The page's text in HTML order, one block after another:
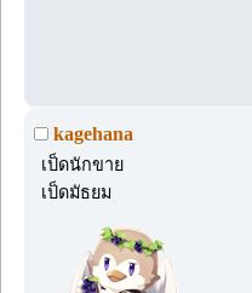
kagehana
เป็ดนักขาย
เป็ดมัธยม